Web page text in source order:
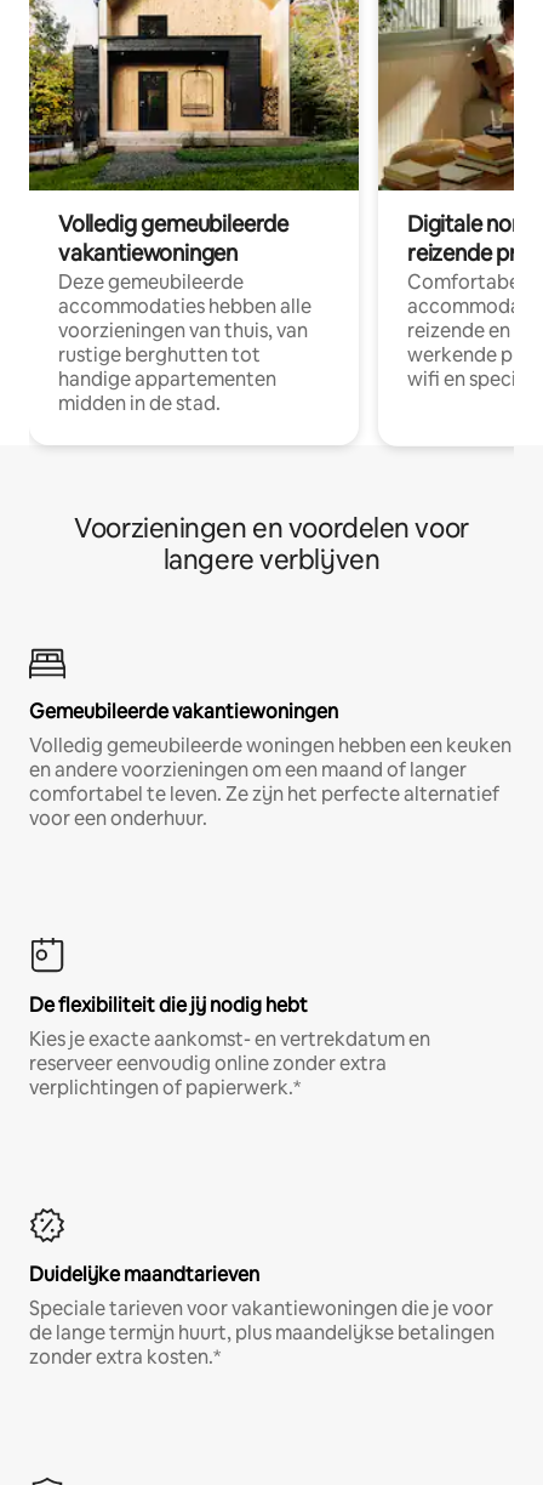
Volledig gemeubileerde
vakantiewoningen
Deze gemeubileerde
accommodaties hebben alle
voorzieningen van thuis, van
rustige berghutten tot
handige appartementen
midden in de stad.
Digitale
reizende
Comfortabele
reizende en
werkende
wifi en
Voorzieningen en voordelen voor
langere verblijven
Gemeubileerde vakantiewoningen
Volledig gemeubileerde woningen hebben een keuken
en andere voorzieningen om een maand of langer
comfortabel te leven. Ze zijn het perfecte alternatief
voor een onderhuur.
De flexibiliteit die jij nodig hebt
Kies je exacte aankomst- en vertrekdatum en
reserveer eenvoudig online zonder extra
verplichtingen of papierwerk.*
Duidelijke maandtarieven
Speciale tarieven voor vakantiewoningen die je voor
de lange termijn huurt, plus maandelijkse betalingen
zonder extra kosten.*